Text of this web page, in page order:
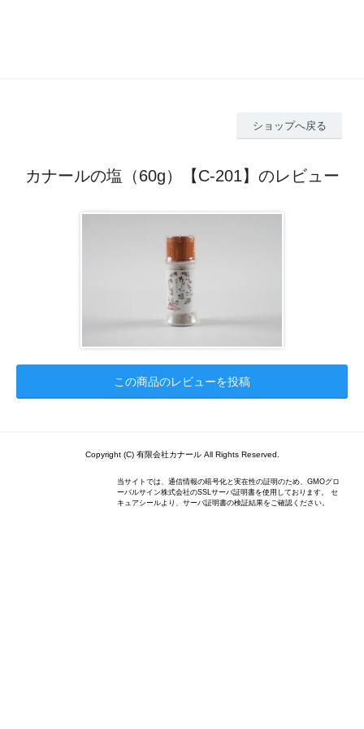
ショップへ戻る
カナールの塩（60g）【C-201】のレビュー
この商品のレビューを投稿
Copyright (C) 有限会社カナール All Rights Reserved.
当サイトでは、通信情報の暗号化と実在性の証明のため、GMOグロ
ーバルサイン株式会社のSSLサーバ証明書を使用しております。 セ
キュアシールより、サーバ証明書の検証結果をご確認ください。